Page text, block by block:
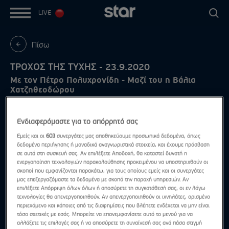
LIVE
Πίσω
ΤΡΟΧΟΣ ΤΗΣ ΤΥΧΗΣ - 23.9.2020
Με τον Πέτρο Πολυχρονίδη - Μαζί του η Βάλια
Χατζηθεοδώρου
Ενδιαφερόμαστε για το απόρρητό σας
Εμείς και οι603 συνεργάτες μας αποθηκεύουμε προσωπικά δεδομένα, όπως
δεδομένα περιήγησης ή μοναδικά αναγνωριστικά στοιχεία, και έχουμε πρόσβαση
σε αυτά στη συσκευή σας. Αν επιλέξετε Αποδοχή, θα καταστεί δυνατή η
ενεργοποίηση τεχνολογιών παρακολούθησης προκειμένου να υποστηριχθούν οι
σκοποί που εμφανίζονται παρακάτω, για τους οποίους εμείς και οι συνεργάτες
μας επεξεργαζόμαστε τα δεδομένα με σκοπό την παροχή υπηρεσιών. Αν
επιλέξετε Απόρριψη όλων όλων ή αποσύρετε τη συγκατάθεσή σας, οι εν λόγω
τεχνολογίες θα απενεργοποιηθούν. Αν απενεργοποιηθούν οι ιχνηλάτες, ορισμένο
περιεχόμενο και κάποιες από τις διαφημίσεις που βλέπετε ενδέχεται να μην είναι
τόσο σχετικές με εσάς. Μπορείτε να επανεμφανίσετε αυτό το μενού για να
αλλάξετε τις επιλογές σας ή να αποσύρετε τη συναίνεσή σας ανά πάσα στιγμή